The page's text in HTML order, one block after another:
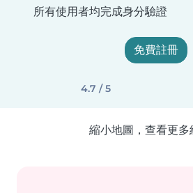
所有使用者均完成身分驗證
免費註冊
4.7 / 5
縮小地圖，查看更多